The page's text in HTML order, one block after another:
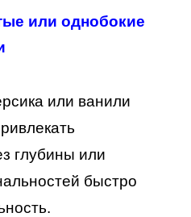
или однобокие
или ванили
глубины или
быстро